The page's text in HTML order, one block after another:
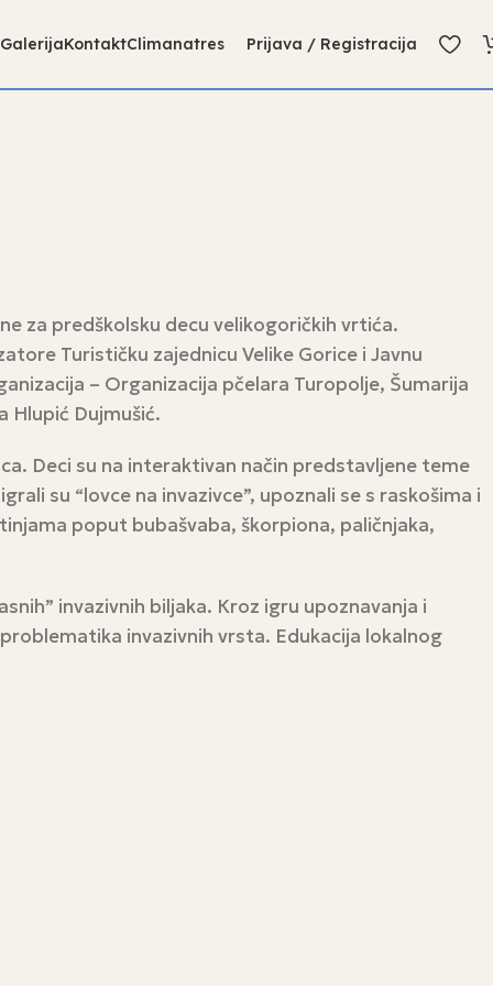
GalerijaKontaktClimanatres Prijava / Registracija
za predškolsku decu velikogoričkih vrtića.
Turističku zajednicu Velike Gorice i Javnu
– Organizacija pčelara Turopolje, Šumarija
Hlupić Dujmušić.
Deci su na interaktivan način predstavljene teme
su “lovce na invazivce”, upoznali se s raskošima i
poput bubašvaba, škorpiona, paličnjaka,
invazivnih biljaka. Кroz igru upoznavanja i
invazivnih vrsta. Edukacija lokalnog